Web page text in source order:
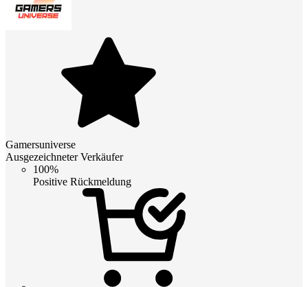
Gamersuniverse
Ausgezeichneter Verkäufer
100%
Positive Rückmeldung